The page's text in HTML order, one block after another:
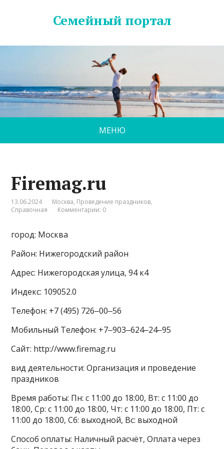
Семейный портал
МЕНЮ
Firemag.ru
13.06.2024 Москва, Проведение праздников,
Справочная
Комментарии: 0
город: Москва
Район: Нижегородский район
Адрес: Нижегородская улица, 94 к4
Индекс: 109052.0
Телефон: +7 (495) 726‒00‒56
Мобильный Телефон: +7‒903‒624‒24‒95
Сайт: http://www.firemag.ru
вид деятельности: Организация и проведение
праздников
Время работы: Пн: с 11:00 до 18:00, Вт: с 11:00 до
18:00, Ср: с 11:00 до 18:00, Чт: с 11:00 до 18:00, Пт: с
11:00 до 18:00, Сб: выходной, Вс: выходной
Способ оплаты: Наличный расчёт, Оплата через